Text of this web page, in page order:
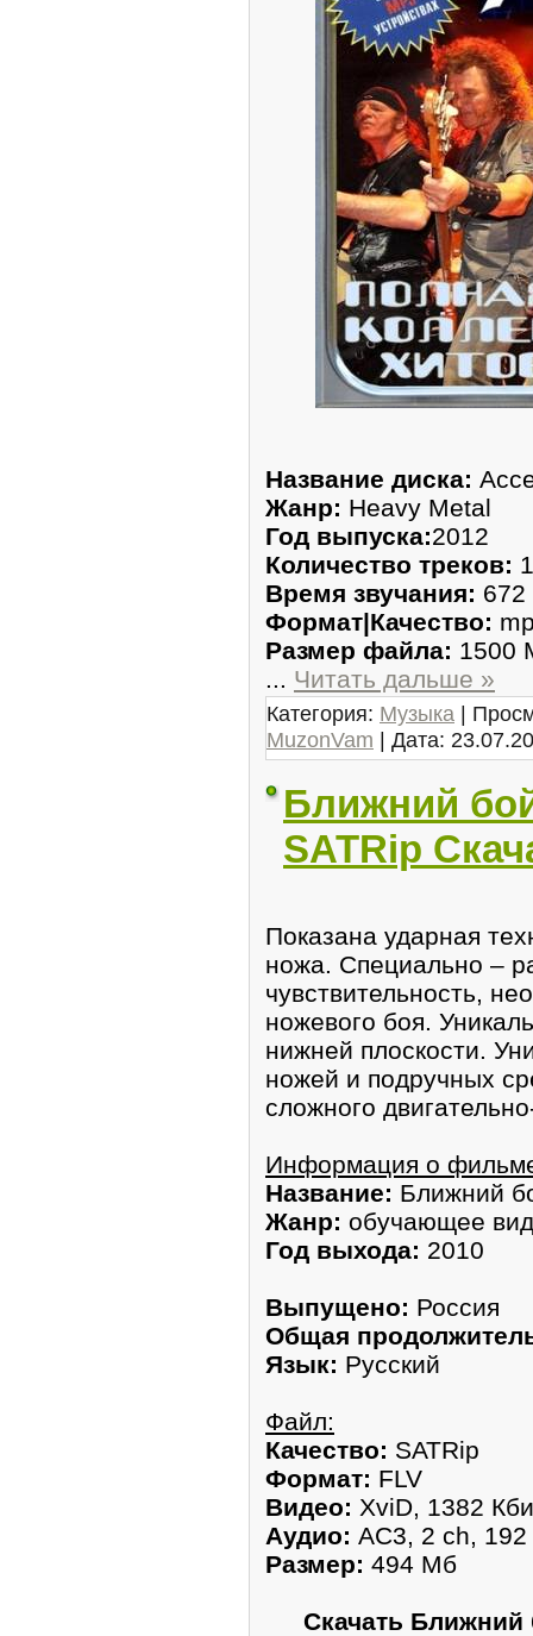
Название диска:
Жанр: Heavy Metal
Год выпуска:2012
Количество треков:
Время звучания: 672
Формат|Качество:
Размер файла: 1500
... Читать дальше »
Категория: Музыка |
MuzonVam | Дата:
Ближний
SATRip
Показана ударная
ножа. Специально –
чувствительность,
ножевого боя.
нижней плоскости.
ножей и подручных
сложного
Информация о
Название: Ближний
Жанр: обучающее
Год выхода: 2010
Выпущено: Россия
Общая
Язык: Русский
Файл:
Качество: SATRip
Формат: FLV
Видео: XviD, 1382
Аудио: AC3, 2 ch, 192
Размер: 494 Мб
Скачать Ближний